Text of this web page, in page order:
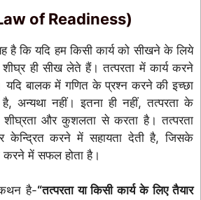
of Readiness)
है कि यदि हम किसी कार्य को सीखने के लिये
ही सीख लेते हैं। तत्परता में कार्य करने
यदि बालक में गणित के प्रश्न करने की इच्छा
अन्यथा नहीं। इतना ही नहीं, तत्परता के
और कुशलता से करता है। तत्परता
केन्द्रित करने में सहायता देती है, जिसके
में सफल होता है।
है-“तत्परता या किसी कार्य के लिए तैयार